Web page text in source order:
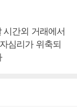
시간외 거래에서
심리가 위축되